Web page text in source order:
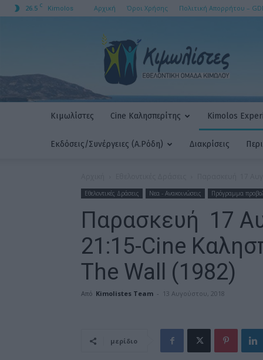
26.5 C Kimolos Αρχική Όροι Χρήσης Πολιτική Απορρήτου –
AMKE
Κιμωλίστες Cine Καλησπερίτης Kimolos
Εκδόσεις/Συνέργειες (Α.Ρόδη) Διακρίσεις
Εθελοντικές Δράσεις Νεα - Ανακοινώσεις Πρόγραμμα
Παρασκευή 17
21:15-Cine
The Wall (1982)
Από Kimolistes Team - 13 Αυγούστου, 2018
μερίδιο